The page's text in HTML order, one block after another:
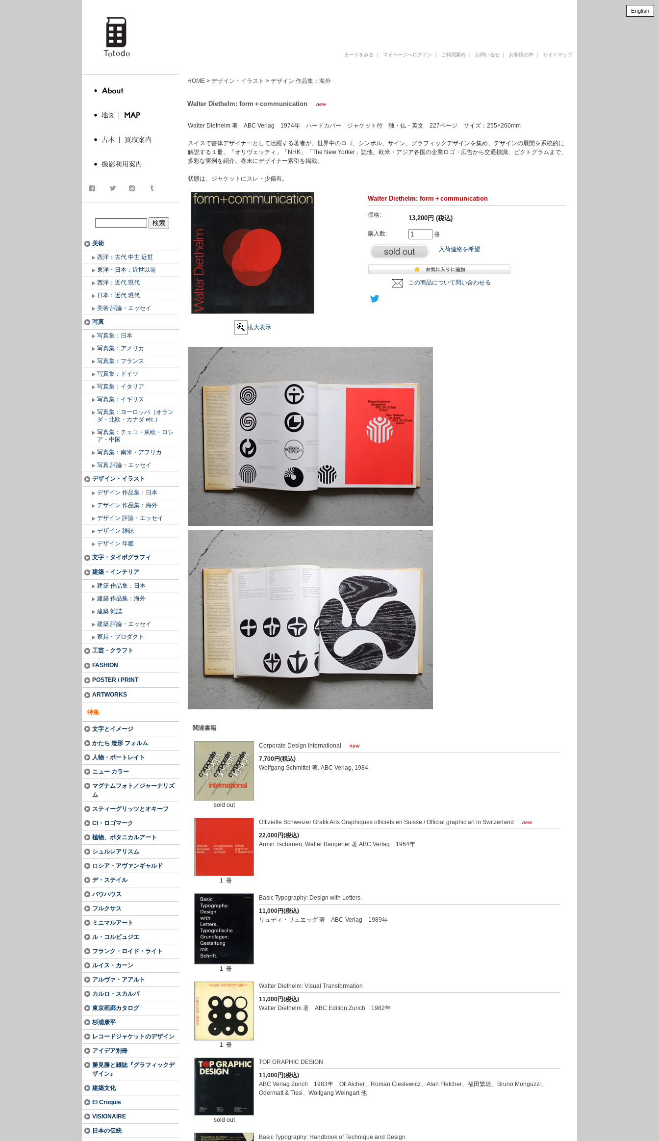
カートをみる マイページへログイン ご利用案内 お問い合せ お客様の声 サイトマップ
美術
西洋：古代 中世 近世
東洋・日本：近世以前
西洋：近代 現代
日本：近代 現代
美術 評論・エッセイ
写真
写真集：日本
写真集：アメリカ
写真集：フランス
写真集：ドイツ
写真集：イタリア
写真集：イギリス
写真集：ヨーロッパ（オラン
ダ・北欧・カナダ etc.）
写真集：チェコ・東欧・ロシ
ア・中国
写真集：南米・アフリカ
写真 評論・エッセイ
デザイン・イラスト
デザイン 作品集：日本
デザイン 作品集：海外
デザイン 評論・エッセイ
デザイン 雑誌
デザイン 年鑑
文字・タイポグラフィ
建築・インテリア
建築 作品集：日本
建築 作品集：海外
建築 雑誌
建築 評論・エッセイ
家具・プロダクト
工芸・クラフト
FASHION
POSTER / PRINT
ARTWORKS
特集
文字とイメージ
かたち 造形 フォルム
人物・ポートレイト
ニュー カラー
マグナムフォト／ジャーナリズ
ム
スティーグリッツとオキーフ
CI・ロゴマーク
植物、ボタニカルアート
シュルレアリスム
ロシア・アヴァンギャルド
デ・ステイル
バウハウス
フルクサス
ミニマルアート
ル・コルビュジエ
フランク・ロイド・ライト
ルイス・カーン
アルヴァ・アアルト
カルロ・スカルパ
東京画廊カタログ
杉浦康平
レコードジャケットのデザイン
アイデア別冊
勝見勝と雑誌『グラフィックデ
ザイン』
建築文化
El Croquis
VISIONAIRE
日本の伝統
HOME > デザイン・イラスト > デザイン 作品集：海外
Walter Diethelm: form＋communication
Walter Diethelm 著 ABC Verlag 1974年 ハードカバー ジャケット付 独・仏・英文 227ページ サイズ：255×260mm
スイスで書体デザイナーとして活躍する著者が、世界中のロゴ、シンボル、サイン、グラフィックデザインを集め、デザインの展開を系統的に
解説する１冊。「オリヴェッティ」「NHK」「The New Yorker」誌他、欧米・アジア各国の企業ロゴ・広告から交通標識、ピクトグラムまで、
多彩な実例を紹介。巻末にデザイナー索引を掲載。
状態は、ジャケットにスレ・少傷有。
拡大表示
Walter Diethelm: form＋communication
価格: 13,200円 (税込)
購入数: 冊
入荷連絡を希望
この商品について問い合わせる
関連書籍
sold out
Corporate Design International
7,700円(税込)
Wolfgang Schmittel 著. ABC Verlag, 1984.
1 冊
Offizielle Schweizer Grafik Arts Graphiques officiels en Suisse / Official graphic art in Switzerland
22,000円(税込)
Armin Tschanen, Walter Bangerter 著 ABC Verlag 1964年
1 冊
Basic Typography: Design with Letters.
11,000円(税込)
リュディ・リュエッグ 著 ABC-Verlag 1989年
1 冊
Walter Diethelm: Visual Transformation
11,000円(税込)
Walter Diethelm 著 ABC Edition Zurich 1982年
sold out
TOP GRAPHIC DESIGN
11,000円(税込)
ABC Verlag Zurich 1983年 Otl Aicher、Roman Cieslewicz、Alan Fletcher、福田繁雄、Bruno Monguzzi、
Odermatt & Tissi、Wolfgang Weingart 他
Basic Typography: Handbook of Technique and Design
English